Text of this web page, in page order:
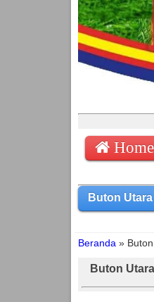
Home
Buton
Beranda »
Buton Utara